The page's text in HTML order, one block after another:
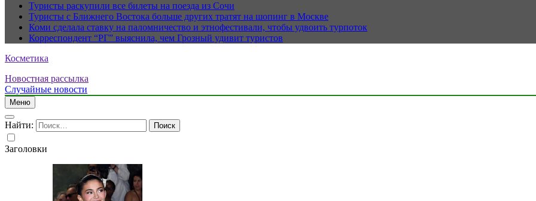
Туристы раскупили все билеты на поезда из Сочи
Туристы с Ближнего Востока больше других тратят на шопинг в Москве
Коми сделала ставку на паломничество и этнофестивали, чтобы удвоить турпоток
Корреспондент “РГ” выяснила, чем Грозный удивит туристов
Косметика
Новостная рассылка
Случайные новости
Меню
Найти:
Заголовки